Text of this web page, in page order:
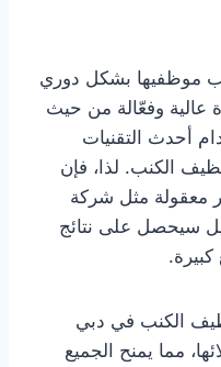
موظفيها بشكل دوري
وفعّالة من حيث
أحدث التقنيات
الكنب. لذا، فإن
معقولة مثل شركة
سيحصل على نتائج
كبيرة.
الكنب في دبي
مما يمنح الجميع